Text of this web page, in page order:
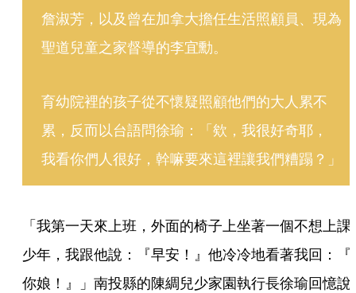
詹淑芳，以及曾在加拿大擔任生活照顧員、現為
聖道兒童之家督導的李宜勳。
育幼院裡的孩子從不懷疑照顧他們的大人累不
累，反而以台語問徐瑜：「欸，我很好奇耶，
我看你們人很好，幹嘛要來這裡讓我們糟蹋？」
「我第一天來上班，外面的椅子上坐著一個不想上課
少年，我跟他說：『早安！』他冷冷地看著我回：『
你娘！』」南投縣的陳綢兒少家園執行長徐瑜回憶說